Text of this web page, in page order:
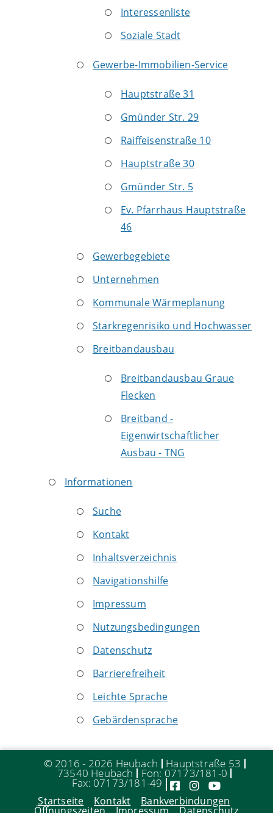
Interessenliste
Soziale Stadt
Gewerbe-Immobilien-Service
Hauptstraße 31
Gmünder Str. 29
Raiffeisenstraße 10
Hauptstraße 30
Gmünder Str. 5
Ev. Pfarrhaus Hauptstraße
46
Gewerbegebiete
Unternehmen
Kommunale Wärmeplanung
Starkregenrisiko und Hochwasser
Breitbandausbau
Breitbandausbau Graue
Flecken
Breitband -
Eigenwirtschaftlicher
Ausbau - TNG
Informationen
Suche
Kontakt
Inhaltsverzeichnis
Navigationshilfe
Impressum
Nutzungsbedingungen
Datenschutz
Barrierefreiheit
Leichte Sprache
Gebärdensprache
© 2016 - 2026 Heubach Hauptstraße 53
73540 Heubach Fon: 07173/181-0
Fax: 07173/181-49
Startseite Kontakt Bankverbindungen